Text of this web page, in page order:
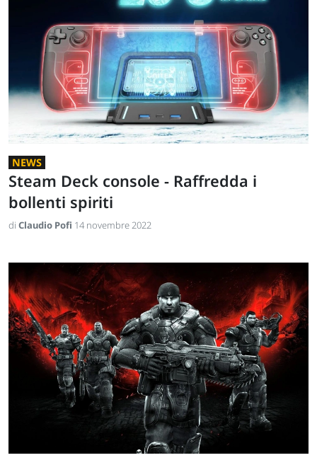
NEWS
Steam Deck console - Raffredda i
bollenti spiriti
di Claudio Pofi 14 novembre 2022